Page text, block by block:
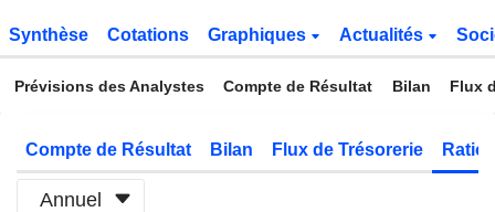
Synthèse Cotations Graphiques Actualités
Prévisions des Analystes Compte de Résultat Bilan Flux
Compte de Résultat Bilan Flux de Trésorerie
Annuel